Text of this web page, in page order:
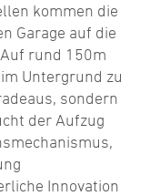
kommen die
Garage auf die
rund 150m
Untergrund zu
sondern
der Aufzug
Innovation